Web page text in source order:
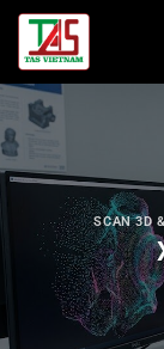
Bỏ
nội
dung
SCAN 3D